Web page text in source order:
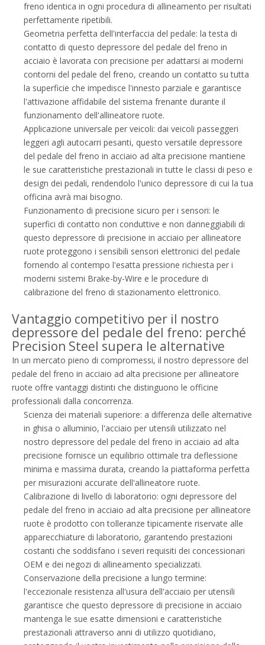
freno identica in ogni procedura di allineamento per risultati
perfettamente ripetibili.
Geometria perfetta dell'interfaccia del pedale: la testa di
contatto di questo depressore del pedale del freno in
acciaio è lavorata con precisione per adattarsi ai moderni
contorni del pedale del freno, creando un contatto su tutta
la superficie che impedisce l'innesto parziale e garantisce
l'attivazione affidabile del sistema frenante durante il
funzionamento dell'allineatore ruote.
Applicazione universale per veicoli: dai veicoli passeggeri
leggeri agli autocarri pesanti, questo versatile depressore
del pedale del freno in acciaio ad alta precisione mantiene
le sue caratteristiche prestazionali in tutte le classi di peso e
design dei pedali, rendendolo l'unico depressore di cui la tua
officina avrà mai bisogno.
Funzionamento di precisione sicuro per i sensori: le
superfici di contatto non conduttive e non danneggiabili di
questo depressore di precisione in acciaio per allineatore
ruote proteggono i sensibili sensori elettronici del pedale
fornendo al contempo l'esatta pressione richiesta per i
moderni sistemi Brake-by-Wire e le procedure di
calibrazione del freno di stazionamento elettronico.
Vantaggio competitivo per il nostro
depressore del pedale del freno: perché
Precision Steel supera le alternative
In un mercato pieno di compromessi, il nostro depressore del
pedale del freno in acciaio ad alta precisione per allineatore
ruote offre vantaggi distinti che distinguono le officine
professionali dalla concorrenza.
Scienza dei materiali superiore: a differenza delle alternative
in ghisa o alluminio, l'acciaio per utensili utilizzato nel
nostro depressore del pedale del freno in acciaio ad alta
precisione fornisce un equilibrio ottimale tra deflessione
minima e massima durata, creando la piattaforma perfetta
per misurazioni accurate dell'allineatore ruote.
Calibrazione di livello di laboratorio: ogni depressore del
pedale del freno in acciaio ad alta precisione per allineatore
ruote è prodotto con tolleranze tipicamente riservate alle
apparecchiature di laboratorio, garantendo prestazioni
costanti che soddisfano i severi requisiti dei concessionari
OEM e dei negozi di allineamento specializzati.
Conservazione della precisione a lungo termine:
l'eccezionale resistenza all'usura dell'acciaio per utensili
garantisce che questo depressore di precisione in acciaio
mantenga le sue esatte dimensioni e caratteristiche
prestazionali attraverso anni di utilizzo quotidiano,